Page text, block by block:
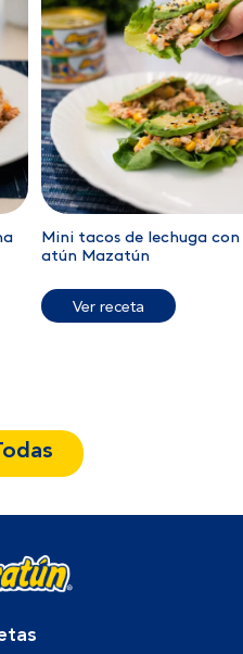
Mini tacos de lechuga con
atún Mazatún
Ver receta